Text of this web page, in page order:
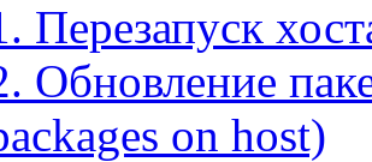
Перезапуск
Обновление
on host)